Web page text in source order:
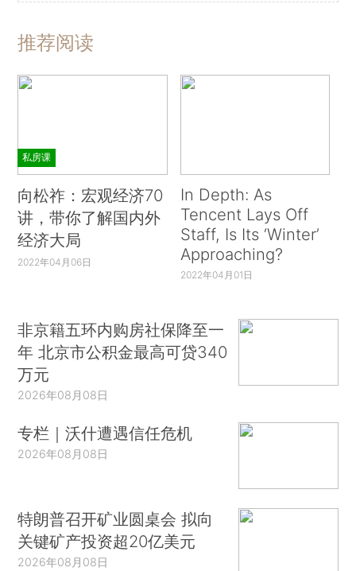
推荐阅读
私房课
向松祚：宏观经济70
讲，带你了解国内外
经济大局
2022年04月06日
In Depth: As
Tencent Lays Off
Staff, Is Its ‘Winter’
Approaching?
2022年04月01日
非京籍五环内购房社保降至一
年 北京市公积金最高可贷340
万元
2026年08月08日
专栏｜沃什遭遇信任危机
2026年08月08日
特朗普召开矿业圆桌会 拟向
关键矿产投资超20亿美元
2026年08月08日